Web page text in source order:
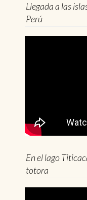
Llegada a las
Perú
En el lago
totora